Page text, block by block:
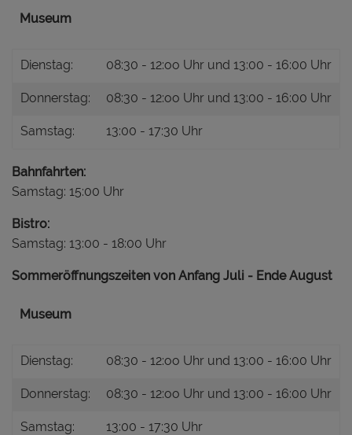
Museum
Dienstag: 08:30 - 12:oo Uhr und 13:00 - 16:00 Uhr
Donnerstag: 08:30 - 12:oo Uhr und 13:00 - 16:00 Uhr
Samstag: 13:00 - 17:30 Uhr
Bahnfahrten:
Samstag: 15:00 Uhr
Bistro:
Samstag: 13:00 - 18:00 Uhr
Sommeröffnungszeiten von Anfang Juli - Ende August
Museum
Dienstag: 08:30 - 12:oo Uhr und 13:00 - 16:00 Uhr
Donnerstag: 08:30 - 12:oo Uhr und 13:00 - 16:00 Uhr
Samstag: 13:00 - 17:30 Uhr